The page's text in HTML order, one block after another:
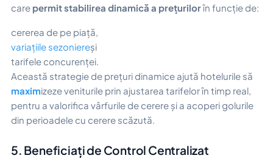
care permit stabilirea dinamică a prețurilorîn funcție de:
cererea de pe piață,
variațiile sezoniereși
tarifele concurenței.
Această strategie de prețuri dinamice ajută hotelurile să
maximizeze veniturile prin ajustarea tarifelor în timp real,
pentru a valorifica vârfurile de cerere și a acoperi golurile
din perioadele cu cerere scăzută.
5. Beneficiați de Control Centralizat